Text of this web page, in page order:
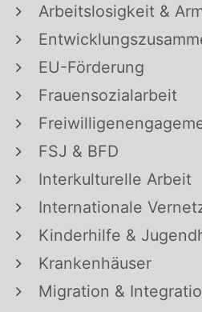
Arbeitslosigkeit &
EU-Förderung
Frauensozialarbeit
FSJ & BFD
Interkulturelle Arbeit
Internationale
Kinderhilfe &
Krankenhäuser
Migration &